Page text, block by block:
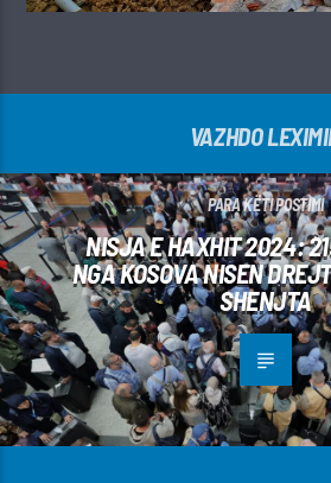
VAZHDO
PARA KËTI POSTIMI
NISJA E HAXHIT 2024:
NGA KOSOVA NISEN
SHENJTA